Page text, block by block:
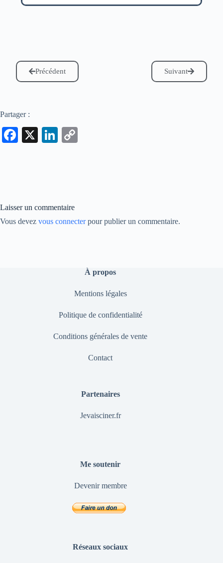
Précédent Suivant
Partager :
Fa
X
Li
Laisser un commentaire
Vous devez vous connecterpour publier un commentaire.
À propos
Mentions légales
Politique de confidentialité
Conditions générales de vente
Contact
Partenaires
Jevaisciner.fr
Me soutenir
Devenir membre
Réseaux sociaux